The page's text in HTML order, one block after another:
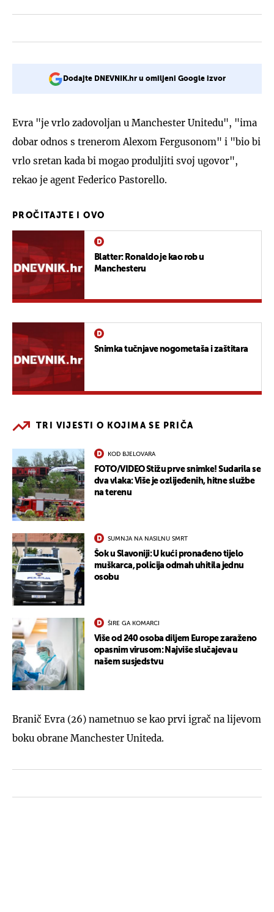
Dodajte DNEVNIK.hr u omiljeni Google izvor
Evra "je vrlo zadovoljan u Manchester Unitedu", "ima
dobar odnos s trenerom Alexom Fergusonom" i "bio bi
vrlo sretan kada bi mogao produljiti svoj ugovor",
rekao je agent Federico Pastorello.
PROČITAJTE I OVO
Blatter: Ronaldo je kao rob u
Manchesteru
Snimka tučnjave nogometaša i zaštitara
TRI VIJESTI O KOJIMA SE PRIČA
KOD BJELOVARA
FOTO/VIDEO Stižu prve snimke! Sudarila se
dva vlaka: Više je ozlijeđenih, hitne službe
na terenu
SUMNJA NA NASILNU SMRT
Šok u Slavoniji: U kući pronađeno tijelo
muškarca, policija odmah uhitila jednu
osobu
ŠIRE GA KOMARCI
Više od 240 osoba diljem Europe zaraženo
opasnim virusom: Najviše slučajeva u
našem susjedstvu
Branič Evra (26) nametnuo se kao prvi igrač na lijevom
boku obrane Manchester Uniteda.